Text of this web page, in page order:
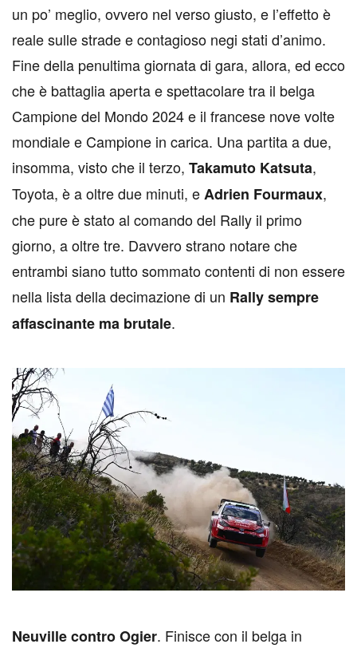
un po’ meglio, ovvero nel verso giusto, e l’effetto è
reale sulle strade e contagioso negi stati d’animo.
Fine della penultima giornata di gara, allora, ed ecco
che è battaglia aperta e spettacolare tra il belga
Campione del Mondo 2024 e il francese nove volte
mondiale e Campione in carica. Una partita a due,
insomma, visto che il terzo, Takamuto Katsuta,
Toyota, è a oltre due minuti, eAdrien Fourmaux,
che pure è stato al comando del Rally il primo
giorno, a oltre tre. Davvero strano notare che
entrambi siano tutto sommato contenti di non essere
nella lista della decimazione di un Rally sempre
affascinante ma brutale.
Neuville contro Ogier. Finisce con il belga in